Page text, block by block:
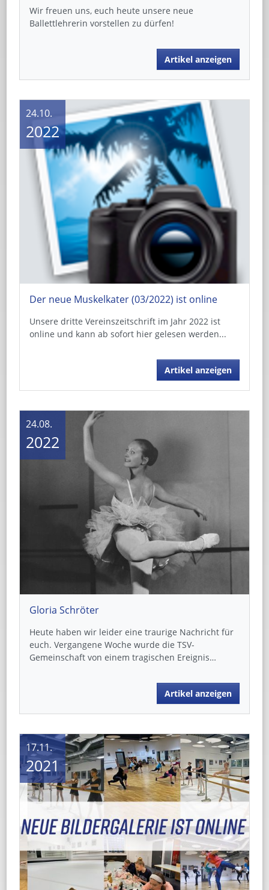
Wir freuen uns, euch heute unsere neue
Ballettlehrerin vorstellen zu dürfen!
Artikel anzeigen
Der neue Muskelkater (03/2022) ist online
Unsere dritte Vereinszeitschrift im Jahr 2022 ist
online und kann ab sofort hier gelesen werden...
Artikel anzeigen
24.10.
2022
Gloria Schröter
Heute haben wir leider eine traurige Nachricht für
euch. Vergangene Woche wurde die TSV-
Gemeinschaft von einem tragischen Ereignis…
Artikel anzeigen
24.08.
2022
17.11.
2021